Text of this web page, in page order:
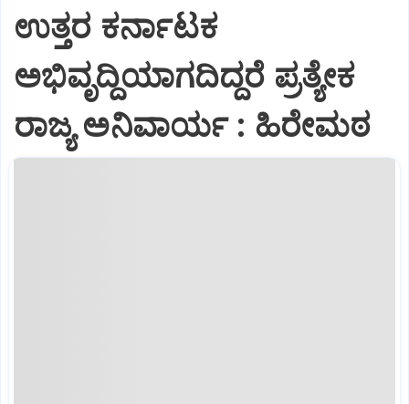
ಉತ್ತರ ಕರ್ನಾಟಕ
ಅಭಿವೃದ್ದಿಯಾಗದಿದ್ದರೆ ಪ್ರತ್ಯೇಕ
ರಾಜ್ಯ ಅನಿವಾರ್ಯ : ಹಿರೇಮಠ